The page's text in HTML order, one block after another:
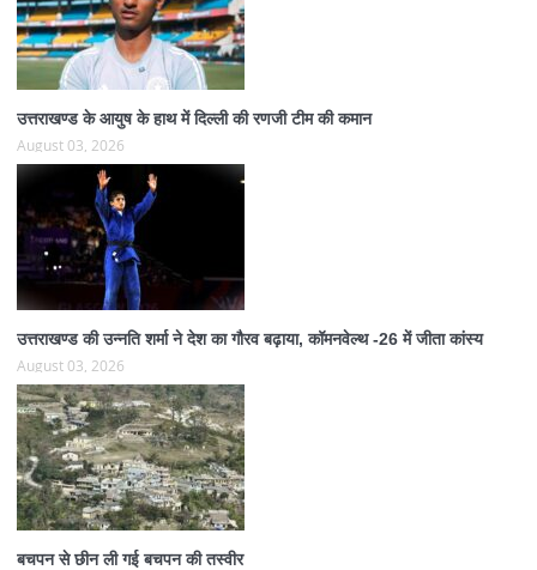
उत्तराखण्ड के आयुष के हाथ में दिल्ली की रणजी टीम की कमान
August 03, 2026
उत्तराखण्ड की उन्नति शर्मा ने देश का गौरव बढ़ाया, कॉमनवेल्थ -26 में जीता कांस्य
August 03, 2026
बचपन से छीन ली गई बचपन की तस्वीर